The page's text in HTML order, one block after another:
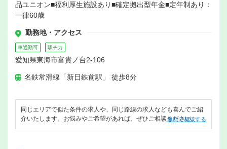
品ユニオン■福利厚生施設あり■確定拠出型年金■定年制あり：
一律60歳
勤務地・アクセス
車通勤可 駅チカ
愛知県東海市富貴ノ台2-106
名鉄常滑線「新日鉄前駅」 徒歩8分
同じエリアで似た条件の求人や、同じ路線の求人なども喜んでご紹
介いたします。お悩みやご希望があれば、ぜひご相談ください。
無料で相談する